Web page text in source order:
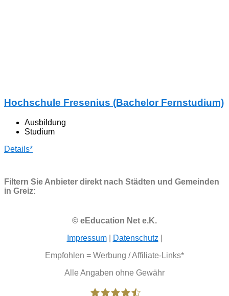
Hochschule Fresenius (Bachelor Fernstudium)
Ausbildung
Studium
Details*
Filtern Sie Anbieter direkt nach Städten und Gemeinden
in Greiz:
© eEducation Net e.K.
Impressum| Datenschutz
Empfohlen = Werbung / Affiliate-Links*
Alle Angaben ohne Gewähr